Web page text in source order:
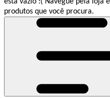
produtos que você procura.